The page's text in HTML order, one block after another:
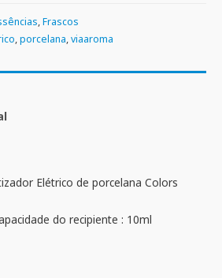
,Frascos
,porcelana,viaaroma
Elétrico de porcelana Colors
do recipiente : 10ml